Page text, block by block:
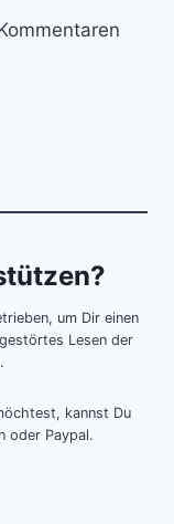
um Dir einen
Lesen der
kannst Du
oder Paypal.